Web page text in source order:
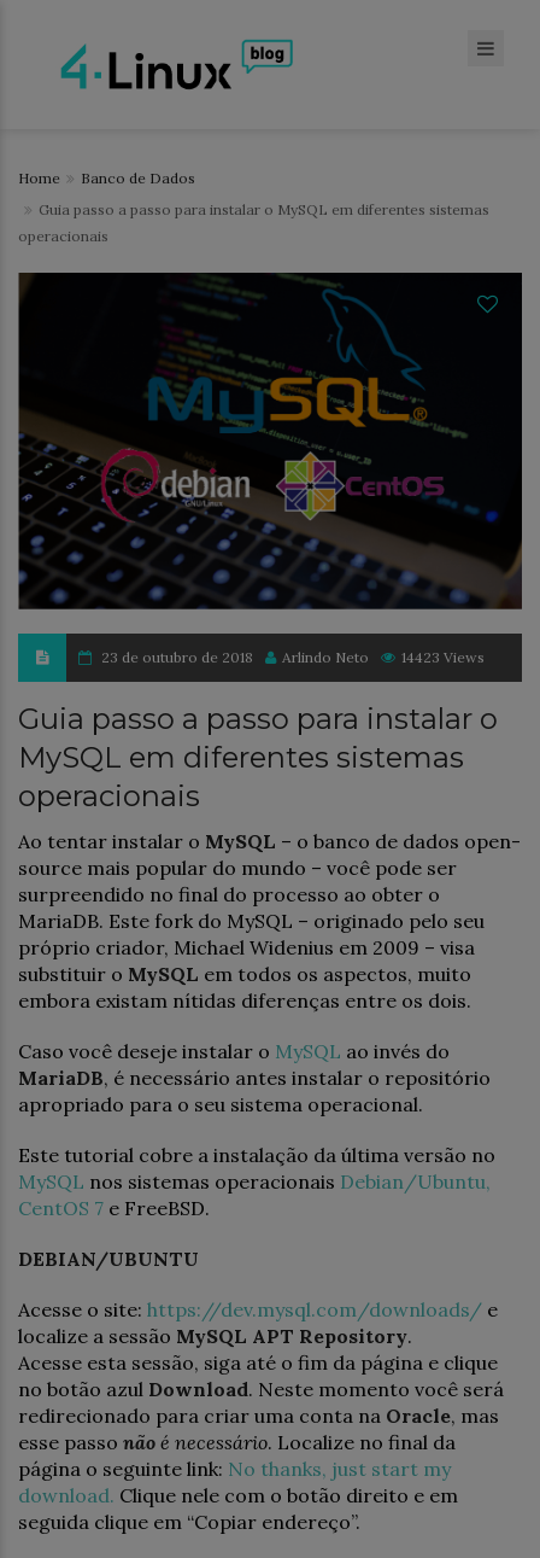
Home
Banco de Dados
Guia passo a passo para instalar o MySQL em diferentes sistemas
operacionais
23 de outubro de 2018 Arlindo Neto 14423 Views
Guia passo a passo para instalar o
MySQL em diferentes sistemas
operacionais
Ao tentar instalar o MySQL – o banco de dados open-
source mais popular do mundo – você pode ser
surpreendido no final do processo ao obter o
MariaDB. Este fork do MySQL – originado pelo seu
próprio criador, Michael Widenius em 2009 – visa
substituir o MySQL em todos os aspectos, muito
embora existam nítidas diferenças entre os dois.
Caso você deseje instalar o MySQL ao invés do
MariaDB, é necessário antes instalar o repositório
apropriado para o seu sistema operacional.
Este tutorial cobre a instalação da última versão no
MySQL nos sistemas operacionais Debian/Ubuntu,
CentOS 7 e FreeBSD.
DEBIAN/UBUNTU
Acesse o site: https://dev.mysql.com/downloads/ e
localize a sessão MySQL APT Repository.
Acesse esta sessão, siga até o fim da página e clique
no botão azul Download. Neste momento você será
redirecionado para criar uma conta na Oracle, mas
esse passo não é necessário. Localize no final da
página o seguinte link: No thanks, just start my
download. Clique nele com o botão direito e em
seguida clique em “Copiar endereço”.